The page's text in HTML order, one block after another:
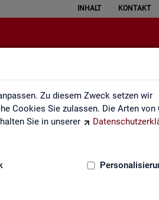
Zu diesem Zweck setzen wir
Cookies Sie zulassen. Die Arten von
Sie in unserer
INHALT KONTAKT